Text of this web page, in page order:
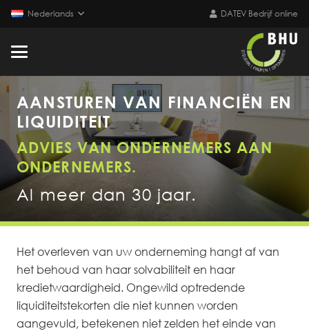
Nederlands DATEV Bedrijf online
AANSTUREN VAN FINANCIËN EN
LIQUIDITEIT
ADVIES VAN ONDERNEMERS AAN
ONDERNEMERS.
Al meer dan 30 jaar.
Het overleven van uw onderneming hangt af van
het behoud van haar solvabiliteit en haar
kredietwaardigheid. Ongewild optredende
liquiditeitstekorten die niet kunnen worden
aangevuld, betekenen niet zelden het einde van